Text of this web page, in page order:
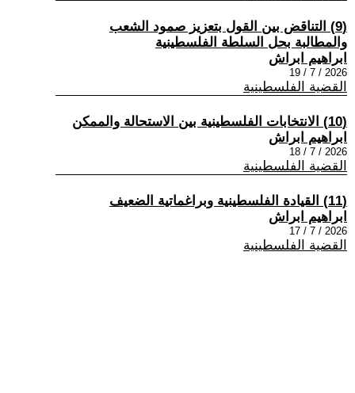
(9) التناقض بين القول بتعزيز صمود الشعب
والمطالبة بحل السلطة الفلسطينية
ابراهيم ابراش
2026 / 7 / 19
القضية الفلسطينية
(10) الانتخابات الفلسطينية بين الاستحالة والممكن
ابراهيم ابراش
2026 / 7 / 18
القضية الفلسطينية
(11) القيادة الفلسطينية وبراغماتية الضعيف
ابراهيم ابراش
2026 / 7 / 17
القضية الفلسطينية